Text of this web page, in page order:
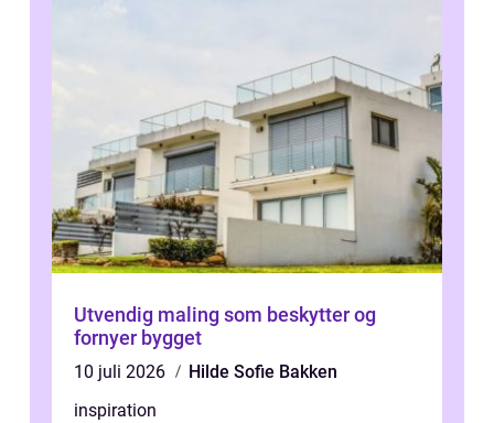
Utvendig maling som beskytter og
fornyer bygget
10 juli 2026
Hilde Sofie Bakken
inspiration